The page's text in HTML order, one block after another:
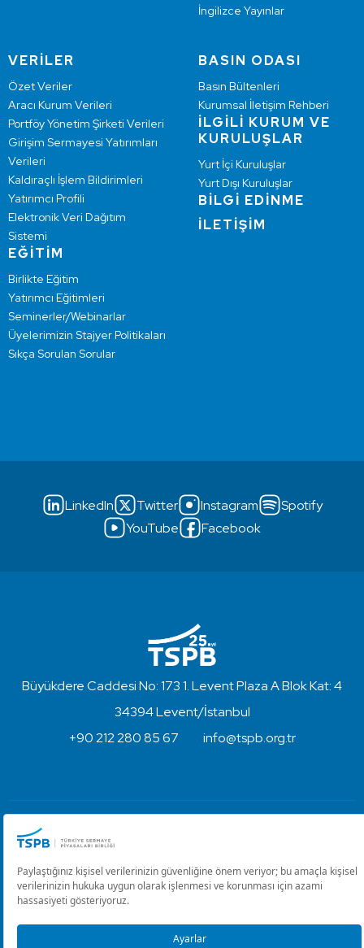
İngilizce Yayınlar
VERİLER
Özet Veriler
Aracı Kurum Verileri
Portföy Yönetim Şirketi Verileri
Girişim Sermayesi Yatırımları
Verileri
Kaldıraçlı İşlem Bildirimleri
Yatırımcı Profili
Elektronik Veri Dağıtım
Sistemi
EĞİTİM
Birlikte Eğitim
Yatırımcı Eğitimleri
Seminerler/Webinarlar
Üyelerimizin Stajyer Politikaları
Sıkça Sorulan Sorular
BASIN ODASI
Basın Bültenleri
Kurumsal İletişim Rehberi
İLGİLİ KURUM VE
KURULUŞLAR
Yurt İçi Kuruluşlar
Yurt Dışı Kuruluşlar
BİLGİ EDİNME
İLETİŞİM
LinkedIn Twitter Instagram
Spotify
YouTube
Facebook
Büyükdere Caddesi No: 173 1. Levent Plaza A Blok Kat: 4
34394 Levent/İstanbul
+90 212 280 85 67
info@tspb.org.tr
Kullanım Koşulları ve Gizlilik
Çerez Ayarlarını Düzenle